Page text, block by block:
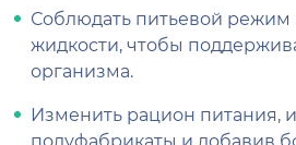
Соблюдать питьевой режим
жидкости, чтобы
организма.
Изменить рацион питания,